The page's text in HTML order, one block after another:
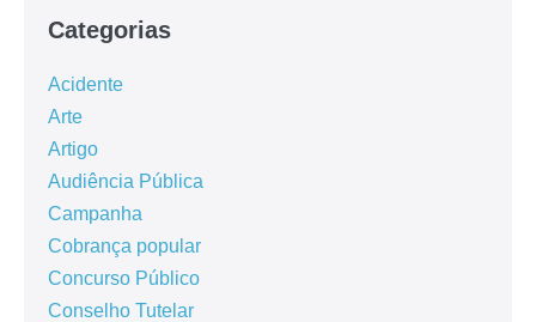
Categorias
Acidente
Arte
Artigo
Audiência Pública
Campanha
Cobrança popular
Concurso Público
Conselho Tutelar